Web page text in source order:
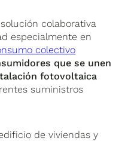
colaborativa
especialmente en
colectivo
que se unen
fotovoltaica
suministros
de viviendas y